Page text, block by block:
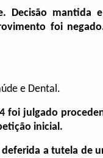
Decisão mantida
foi
e Dental.
foi julgado
inicial.
deferida a tutela de